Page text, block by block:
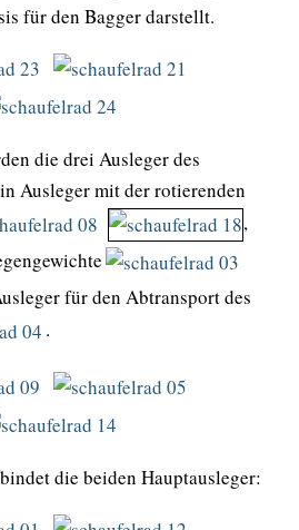
für den Bagger darstellt.
die drei Ausleger des
Ausleger mit der rotierenden
,
für den Abtransport des
.
die beiden Hauptausleger: